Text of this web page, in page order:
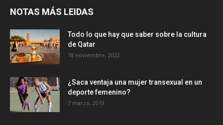
NOTAS MÁS LEIDAS
Todo lo que hay que saber sobre la cultura
de Qatar
18 noviembre, 2022
¿Saca ventaja una mujer transexual en un
deporte femenino?
7 marzo, 2019